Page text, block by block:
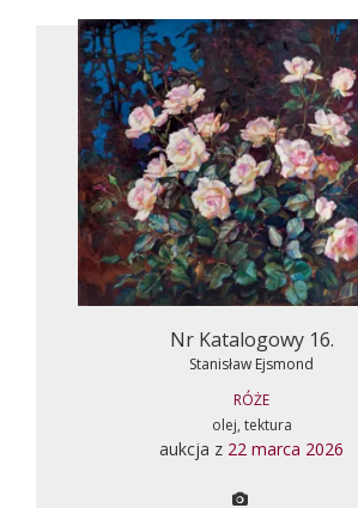
Nr Katalogowy 16.
Stanisław Ejsmond
RÓŻE
olej, tektura
aukcja z 22 marca 2026